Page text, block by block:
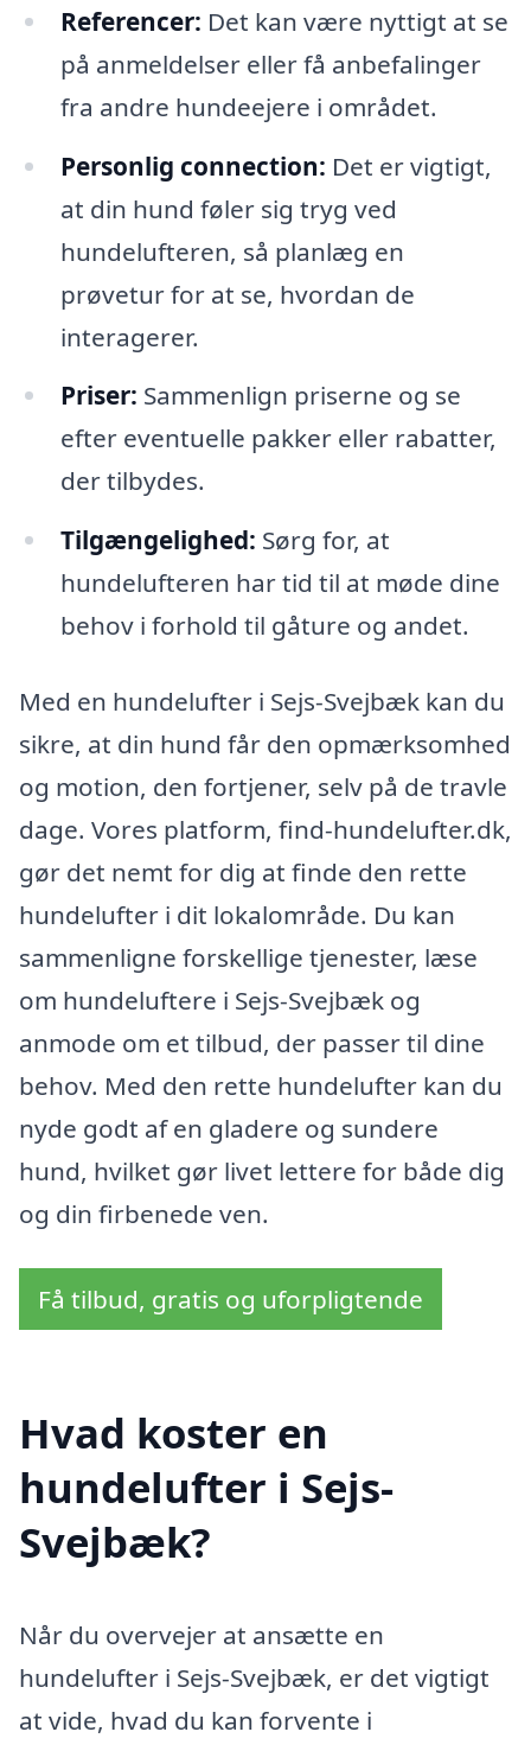
Referencer: Det kan være nyttigt at se
på anmeldelser eller få anbefalinger
fra andre hundeejere i området.
Personlig connection: Det er vigtigt,
at din hund føler sig tryg ved
hundelufteren, så planlæg en
prøvetur for at se, hvordan de
interagerer.
Priser: Sammenlign priserne og se
efter eventuelle pakker eller rabatter,
der tilbydes.
Tilgængelighed: Sørg for, at
hundelufteren har tid til at møde dine
behov i forhold til gåture og andet.
Med en hundelufter i Sejs-Svejbæk kan du
sikre, at din hund får den opmærksomhed
og motion, den fortjener, selv på de travle
dage. Vores platform, find-hundelufter.dk,
gør det nemt for dig at finde den rette
hundelufter i dit lokalområde. Du kan
sammenligne forskellige tjenester, læse
om hundeluftere i Sejs-Svejbæk og
anmode om et tilbud, der passer til dine
behov. Med den rette hundelufter kan du
nyde godt af en gladere og sundere
hund, hvilket gør livet lettere for både dig
og din firbenede ven.
Få tilbud, gratis og uforpligtende
Hvad koster en
hundelufter i Sejs-
Svejbæk?
Når du overvejer at ansætte en
hundelufter i Sejs-Svejbæk, er det vigtigt
at vide, hvad du kan forvente i